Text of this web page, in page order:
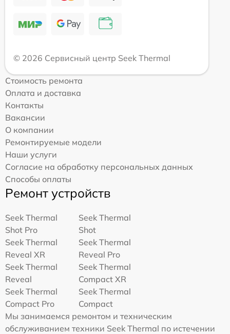
© 2026 Сервисный центр Seek Thermal
Стоимость ремонта
Оплата и доставка
Контакты
Вакансии
О компании
Ремонтируемые модели
Наши услуги
Согласие на обработку персональных данных
Способы оплаты
Ремонт устройств
Seek Thermal
Shot Pro
Seek Thermal
Shot
Seek Thermal
Reveal XR
Seek Thermal
Reveal Pro
Seek Thermal
Reveal
Seek Thermal
Compact XR
Seek Thermal
Compact Pro
Seek Thermal
Compact
Мы занимаемся ремонтом и техническим
обслуживанием техники Seek Thermal по истечении